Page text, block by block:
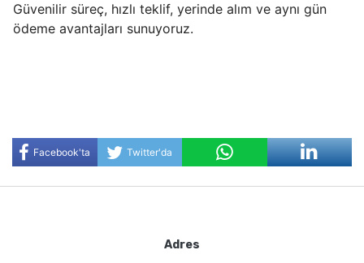
Güvenilir süreç, hızlı teklif, yerinde alım ve aynı gün
ödeme avantajları sunuyoruz.
Facebook'ta
Twitter'da
Adres